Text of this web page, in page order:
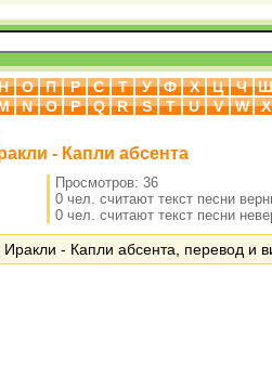
О П Р С Т У Ф Х Ц Ч Ш
N O P Q R S T U V W X
- Капли абсента
Просмотров: 36
0 чел. считают текст песни
0 чел. считают текст песни
- Капли абсента, перевод и